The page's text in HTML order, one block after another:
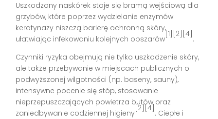
Uszkodzony naskórek staje się bramą wejściową dla
grzybów, które poprzez wydzielanie enzymów
keratynazy niszczą barierę ochronną skóry,
ułatwiając infekowaniu kolejnych obszarów
[1][2][4]
.
Czynniki ryzyka obejmują nie tylko uszkodzenie skóry,
ale także przebywanie w miejscach publicznych o
podwyższonej wilgotności (np. baseny, sauny),
intensywne pocenie się stóp, stosowanie
nieprzepuszczających powietrza butów oraz
zaniedbywanie codziennej higieny
[2][4]
. Ciepłe i